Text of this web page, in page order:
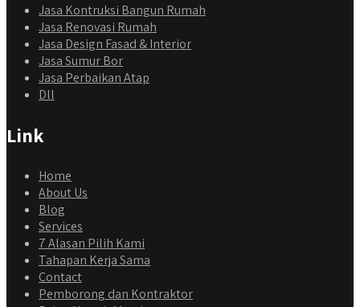
Jasa Kontruksi Bangun Rumah
Jasa Renovasi Rumah
Jasa Design Fasad & Interior
Jasa Sumur Bor
Jasa Perbaikan Atap
Dll
Link
Home
About Us
Blog
Services
7 Alasan Pilih Kami
Tahapan Kerja Sama
Contact
Pemborong dan Kontraktor